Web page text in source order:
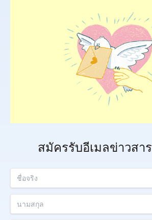
สมัครรับอีเมลข่าวสา
ชื่อจริง
นามสกุล